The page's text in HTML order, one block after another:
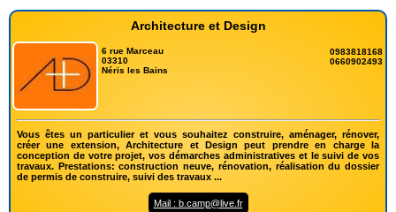
Architecture et Design
6 rue Marceau
03310
Néris les Bains
0983818168
0660902493
Vous êtes un particulier et vous souhaitez construire, aménager, rénover,
créer une extension, Architecture et Design peut prendre en charge la
conception de votre projet, vos démarches administratives et le suivi de vos
travaux. Prestations: construction neuve, rénovation, réalisation du dossier
de permis de construire, suivi des travaux ...
Mail : b.camp@live.fr